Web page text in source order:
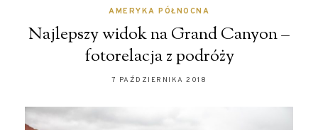
AMERYKA PÓŁNOCNA
Najlepszy widok na Grand Canyon –
fotorelacja z podróży
7 PAŹDZIERNIKA 2018